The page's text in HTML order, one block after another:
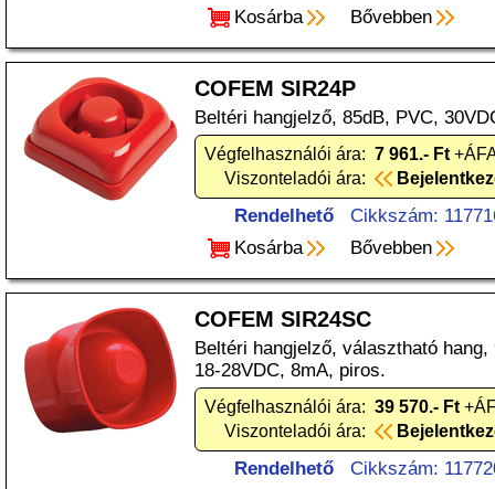
Kosárba
Bővebben
COFEM SIR24P
Beltéri hangjelző, 85dB, PVC,
Végfelhasználói ára: 7 961.- Ft
Viszonteladói ára:
Rendelhető
Cikkszám:
Kosárba
Bővebben
COFEM SIR24SC
Beltéri hangjelző, választható
18-28VDC, 8mA, piros.
Végfelhasználói ára: 39 570.- Ft
Viszonteladói ára:
Rendelhető
Cikkszám: